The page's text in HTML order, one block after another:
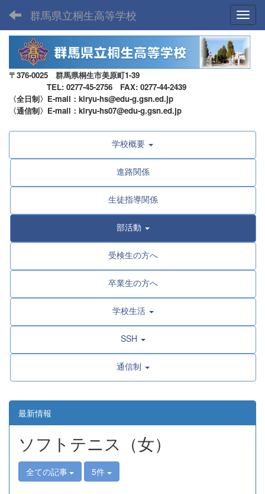
群馬県立桐生高等学校
〒376-0025 群馬県桐生市美原町1-39
TEL: 0277-45-2756 FAX: 0277-44-2439
〈全日制〉E-mail：kiryu-hs@edu-g.gsn.ed.jp
〈通信制〉E-mail：kiryu-hs07@edu-g.gsn.ed.jp
学校概要
進路関係
生徒指導関係
部活動
受検生の方へ
卒業生の方へ
学校生活
SSH
通信制
最新情報
ソフトテニス（女）
全ての記事 5件